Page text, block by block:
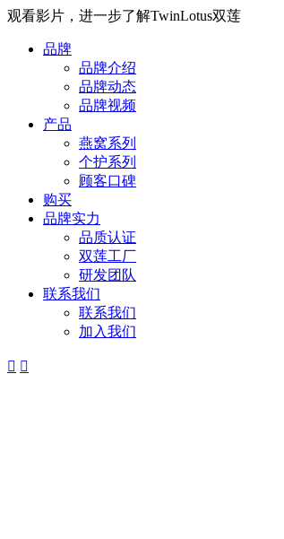
观看影片，进一步了解TwinLotus双莲
品牌
品牌介绍
品牌动态
品牌视频
产品
燕窝系列
个护系列
顾客口碑
购买
品牌实力
品质认证
双莲工厂
研发团队
联系我们
联系我们
加入我们
 